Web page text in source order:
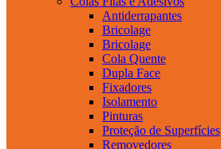
Antiderrapantes
Bricolage
Bricolage
Cola Quente
Dupla Face
Fixadores
Isolamento
Pinturas
Proteção de Superfícies
Removedores